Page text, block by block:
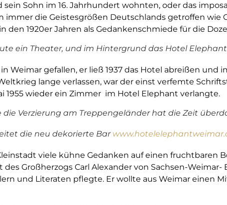
sein Sohn im 16. Jahrhundert wohnten, oder das
immer die Geistesgrößen Deutschlands getroffen wie
den 1920er Jahren als Gedankenschmiede für die
ein Theater, und im Hintergrund das Hotel Elephant
Weimar gefallen, er ließ 1937 das Hotel abreißen und
lange verlassen, war der einst verfemte
1955 wieder ein Zimmer im Hotel Elephant verlangte.
die Verzierung am Treppengeländer hat die Zeit
die neu dekorierte Bar
viele kühne Gedanken auf einen fruchtbaren
Großherzogs Carl Alexander von Sachsen-Weimar-
und Literaten pflegte. Er wollte aus Weimar einen